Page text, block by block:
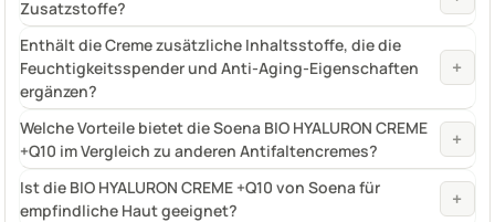
Zusatzstoffe?
Enthält die Creme zusätzliche Inhaltsstoffe, die die
Feuchtigkeitsspender und Anti-Aging-Eigenschaften
ergänzen?
+
Welche Vorteile bietet die Soena BIO HYALURON CREME
+Q10 im Vergleich zu anderen Antifaltencremes?
+
Ist die BIO HYALURON CREME +Q10 von Soena für
empfindliche Haut geeignet?
+